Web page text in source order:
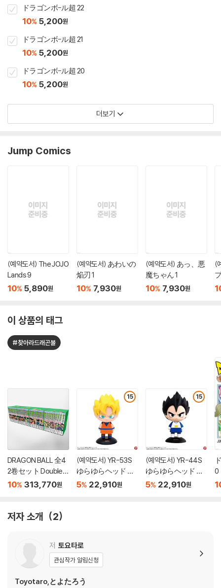
ドラゴンボ-ル超 22
10% 5,200원
ドラゴンボ-ル超 21
10% 5,200원
ドラゴンボ-ル超 20
10% 5,200원
더보기
Jump Comics
(예약도서) The JOJO
Lands 9
10% 5,890원
(예약도서) あわいの
焔刃 1
10% 7,930원
(예약도서) あっ、悪
魔ちゃん 1
10% 7,930원
(
이 상품의 태그
#찾아라드래곤볼
DRAGON BALL 全4
2卷セット Double C
over Box
10% 313,770원
15
(예약도서) YR-53S
ゆらゆらヘッド ド
ラゴンボ-ルZ 孫悟
5% 22,910원
15
(예약도서) YR-44S
ゆらゆらヘッド ド
ラゴンボ-ルZ ベ
5% 22,910원
0
저자 소개 2
저 토요타로
관심작가 알림신청
Toyotaro,とよたろう